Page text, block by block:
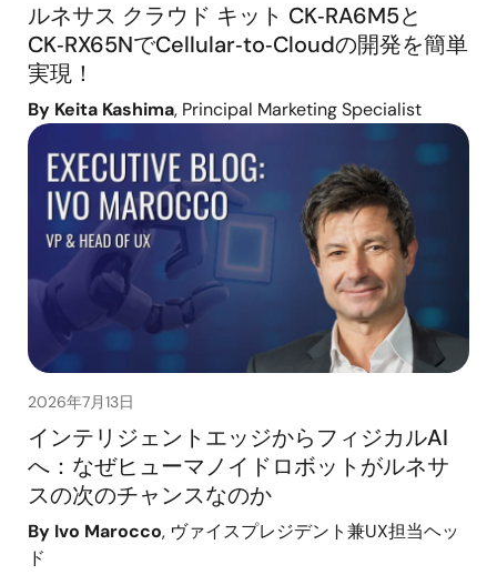
ルネサス クラウド キット CK‑RA6M5と
CK‑RX65NでCellular‑to‑Cloudの開発を簡単
実現！
By Keita Kashima, Principal Marketing Specialist
2026年7月13日
インテリジェントエッジからフィジカルAI
へ：なぜヒューマノイドロボットがルネサ
スの次のチャンスなのか
By Ivo Marocco, ヴァイスプレジデント兼UX担当ヘッ
ド